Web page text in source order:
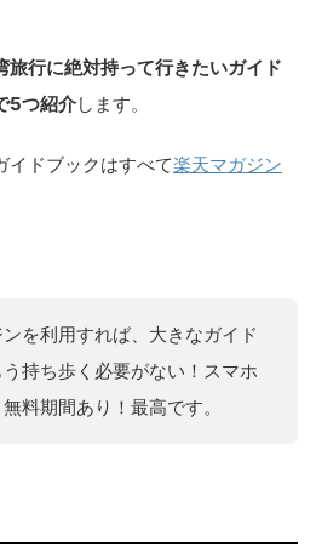
旅行に絶対持って行きたいガイド
5つ紹介します。
イドブックはすべて楽天マガジン
を利用すれば、大きなガイド
持ち歩く必要がない！スマホ
料期間あり！最高です。